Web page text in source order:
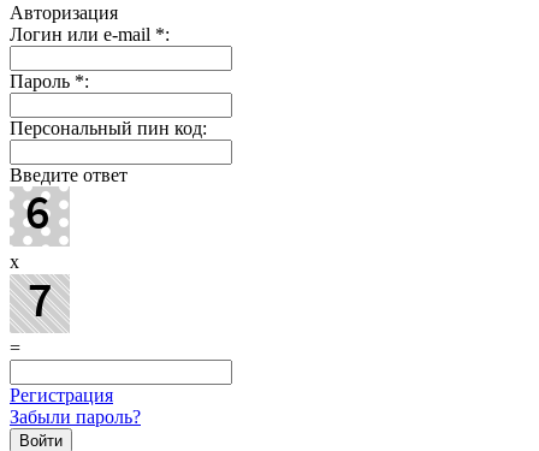
Авторизация
Логин или e-mail *:
Пароль *:
Персональный пин код:
Введите ответ
x
=
Регистрация
Забыли пароль?